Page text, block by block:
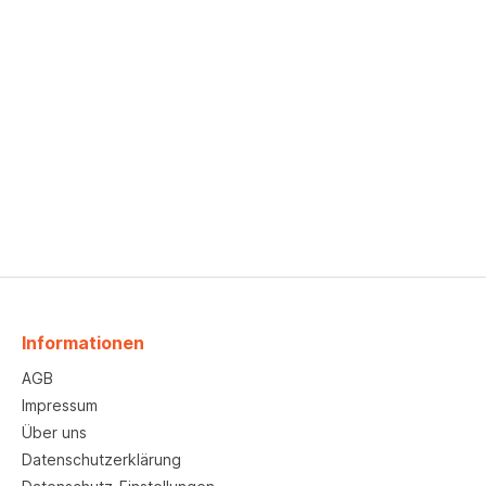
Informationen
AGB
Impressum
Über uns
Datenschutzerklärung